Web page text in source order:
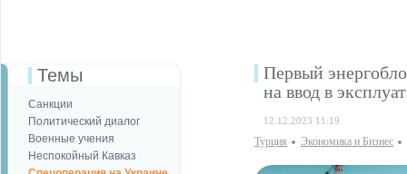
Темы
Санкции
Политический диалог
Военные учения
Неспокойный Кавказ
Первый
на ввод в
12.12.2023 11:19
Турция Экономика и Бизнес